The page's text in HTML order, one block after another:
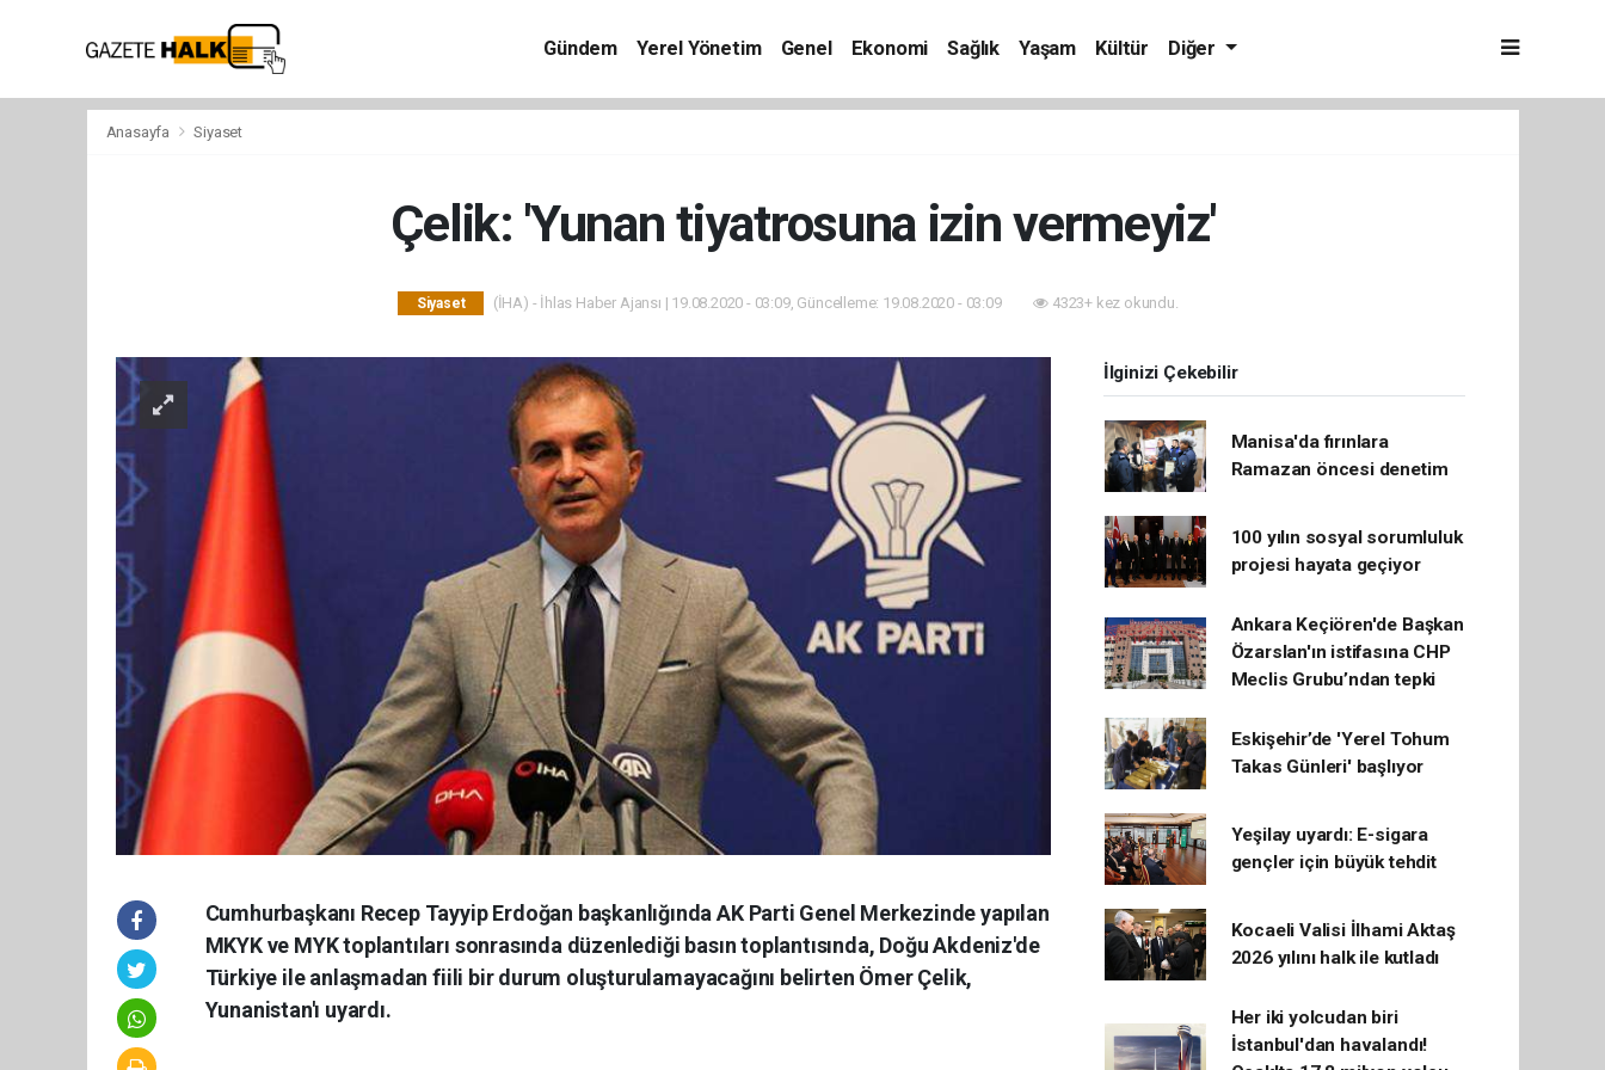
Gündem Yerel Yönetim Genel Ekonomi Sağlık Yaşam Kültür Diğer
Anasayfa Siyaset
Çelik: 'Yunan tiyatrosuna izin vermeyiz'
Siyaset (İHA) - İhlas Haber Ajansı | 19.08.2020 - 03:09, Güncelleme: 19.08.2020 - 03:09 4323+ kez okundu.
Cumhurbaşkanı Recep Tayyip Erdoğan başkanlığında AK Parti Genel Merkezinde yapılan
MKYK ve MYK toplantıları sonrasında düzenlediği basın toplantısında, Doğu Akdeniz'de
Türkiye ile anlaşmadan fiili bir durum oluşturulamayacağını belirten Ömer Çelik,
Yunanistan'ı uyardı.
İlginizi Çekebilir
Manisa'da fırınlara
Ramazan öncesi denetim
100 yılın sosyal sorumluluk
projesi hayata geçiyor
Ankara Keçiören'de Başkan
Özarslan'ın istifasına CHP
Meclis Grubu’ndan tepki
Eskişehir’de 'Yerel Tohum
Takas Günleri' başlıyor
Yeşilay uyardı: E-sigara
gençler için büyük tehdit
Kocaeli Valisi İlhami Aktaş
2026 yılını halk ile kutladı
Her iki yolcudan biri
İstanbul'dan havalandı!